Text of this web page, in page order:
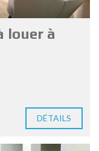
louer à
DÉTAILS